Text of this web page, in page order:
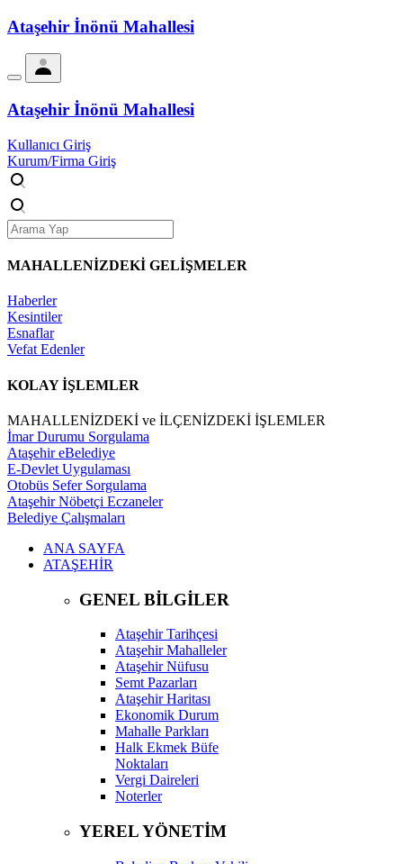
Ataşehir İnönü Mahallesi
Ataşehir İnönü Mahallesi
Kullanıcı Giriş
Kurum/Firma Giriş
MAHALLENİZDEKİ GELİŞMELER
Haberler
Kesintiler
Esnaflar
Vefat Edenler
KOLAY İŞLEMLER
MAHALLENİZDEKİ ve İLÇENİZDEKİ İŞLEMLER
İmar Durumu Sorgulama
Ataşehir eBelediye
E-Devlet Uygulaması
Otobüs Sefer Sorgulama
Ataşehir Nöbetçi Eczaneler
Belediye Çalışmaları
ANA SAYFA
ATAŞEHİR
GENEL BİLGİLER
Ataşehir Tarihçesi
Ataşehir Mahalleler
Ataşehir Nüfusu
Semt Pazarları
Ataşehir Haritası
Ekonomik Durum
Mahalle Parkları
Halk Ekmek Büfe
Noktaları
Vergi Daireleri
Noterler
YEREL YÖNETİM